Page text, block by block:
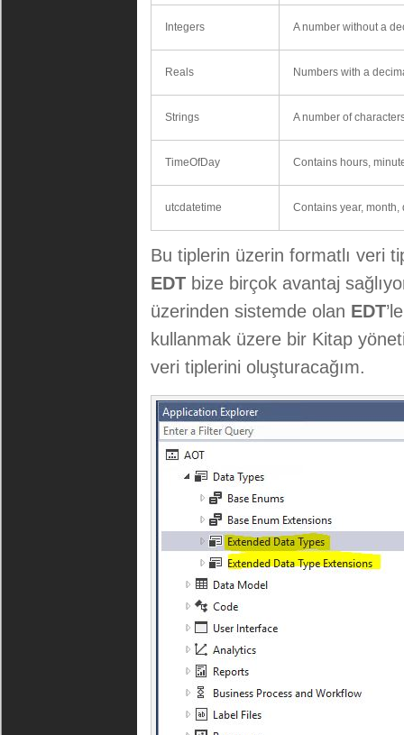
Integers A number without a
Reals Numbers with a
Strings A number of
TimeOfDay Contains hours,
utcdatetime Contains year, month,
Bu tiplerin üzerin formatlı veri
EDT bize birçok avantaj
üzerinden sistemde olan EDT
kullanmak üzere bir Kitap
veri tiplerini oluşturacağım.